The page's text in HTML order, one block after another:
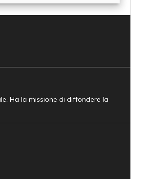
Ha la missione di diffondere la